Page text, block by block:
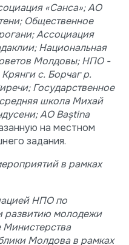
«Санса»; АО
Общественное
Ассоциация
Национальная
Молдовы; НПО -
с. Борчаг р.
Государственное
школа Михай
AO Baștina
на местном
задания.
в рамках
НПО по
развитию молодежи
Молдова в рамках